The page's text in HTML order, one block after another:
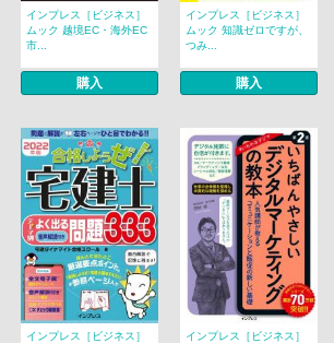
インプレス［ビジネス］
ムック 越境EC・海外EC
市...
購入
インプレス［ビジネス］
ムック 知識ゼロですが、
つみ...
購入
インプレス［ビジネス］
インプレス［ビジネス］